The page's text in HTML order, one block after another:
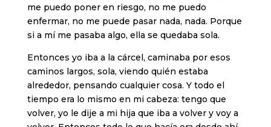
me puedo poner en riesgo, no me puedo
enfermar, no me puede pasar nada, nada. Porque
si a mí me pasaba algo, ella se quedaba sola.
Entonces yo iba a la cárcel, caminaba por esos
caminos largos, sola, viendo quién estaba
alrededor, pensando cualquier cosa. Y todo el
tiempo era lo mismo en mi cabeza: tengo que
volver, yo le dije a mi hija que iba a volver y voy a